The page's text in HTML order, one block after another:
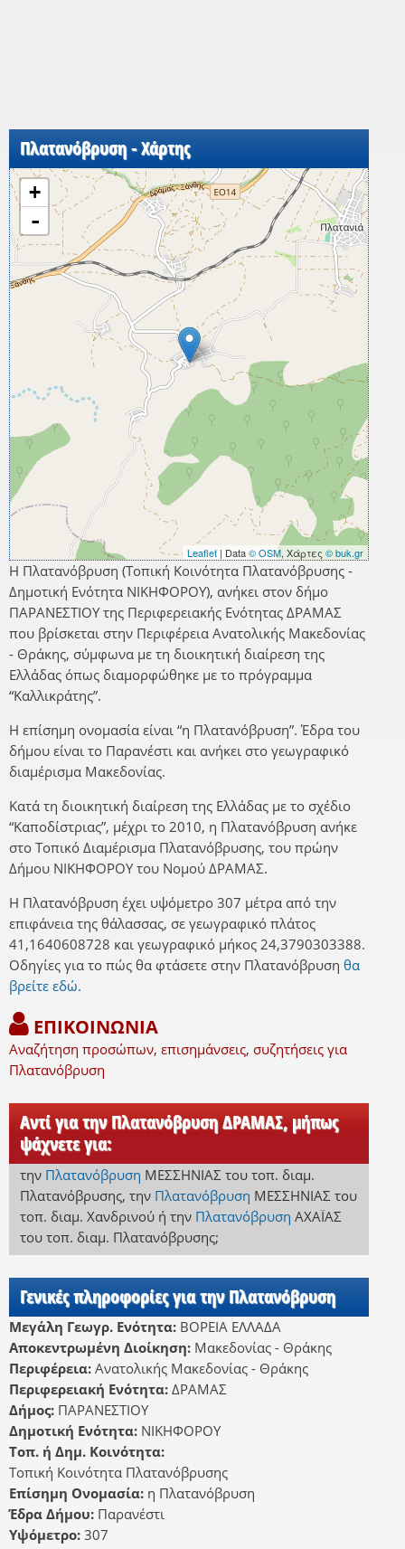
Πλατανόβρυση - Χάρτης
+
-
Leaflet | Data© OSM, Χάρτες © buk.gr
Η Πλατανόβρυση (Τοπική Κοινότητα Πλατανόβρυσης -
Δημοτική Ενότητα ΝΙΚΗΦΟΡΟΥ), ανήκει στον δήμο
ΠΑΡΑΝΕΣΤΙΟΥ της Περιφερειακής Ενότητας ΔΡΑΜΑΣ
που βρίσκεται στην Περιφέρεια Ανατολικής Μακεδονίας
- Θράκης, σύμφωνα με τη διοικητική διαίρεση της
Ελλάδας όπως διαμορφώθηκε με το πρόγραμμα
“Καλλικράτης”.
Η επίσημη ονομασία είναι “η Πλατανόβρυση”. Έδρα του
δήμου είναι το Παρανέστι και ανήκει στο γεωγραφικό
διαμέρισμα Μακεδονίας.
Κατά τη διοικητική διαίρεση της Ελλάδας με το σχέδιο
“Καποδίστριας”, μέχρι το 2010, η Πλατανόβρυση ανήκε
στο Τοπικό Διαμέρισμα Πλατανόβρυσης, του πρώην
Δήμου ΝΙΚΗΦΟΡΟΥ του Νομού ΔΡΑΜΑΣ.
Η Πλατανόβρυση έχει υψόμετρο 307 μέτρα από την
επιφάνεια της θάλασσας, σε γεωγραφικό πλάτος
41,1640608728 και γεωγραφικό μήκος 24,3790303388.
Οδηγίες για το πώς θα φτάσετε στην Πλατανόβρυση θα
βρείτε εδώ.
ΕΠΙΚΟΙΝΩΝΙΑ
Αναζήτηση προσώπων, επισημάνσεις, συζητήσεις για
Πλατανόβρυση
Αντί για την Πλατανόβρυση ΔΡΑΜΑΣ, μήπως
ψάχνετε για:
την Πλατανόβρυση ΜΕΣΣΗΝΙΑΣ του τοπ. διαμ.
Πλατανόβρυσης, την Πλατανόβρυση ΜΕΣΣΗΝΙΑΣ του
τοπ. διαμ. Χανδρινούή την Πλατανόβρυση ΑΧΑΪΑΣ
του τοπ. διαμ. Πλατανόβρυσης;
Γενικές πληροφορίες για την Πλατανόβρυση
Μεγάλη Γεωγρ. Ενότητα: ΒΟΡΕΙΑ ΕΛΛΑΔΑ
Αποκεντρωμένη Διοίκηση: Μακεδονίας - Θράκης
Περιφέρεια: Ανατολικής Μακεδονίας - Θράκης
Περιφερειακή Ενότητα: ΔΡΑΜΑΣ
Δήμος: ΠΑΡΑΝΕΣΤΙΟΥ
Δημοτική Ενότητα: ΝΙΚΗΦΟΡΟΥ
Τοπ. ή Δημ. Κοινότητα:
Τοπική Κοινότητα Πλατανόβρυσης
Επίσημη Ονομασία: η Πλατανόβρυση
Έδρα Δήμου: Παρανέστι
Υψόμετρο: 307